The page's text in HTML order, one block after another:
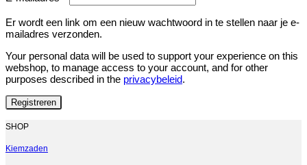
Er wordt een link om een nieuw wachtwoord in te stellen naar je e-
mailadres verzonden.
Your personal data will be used to support your experience on this
webshop, to manage access to your account, and for other
purposes described in the privacybeleid.
Registreren
SHOP
Kiemzaden